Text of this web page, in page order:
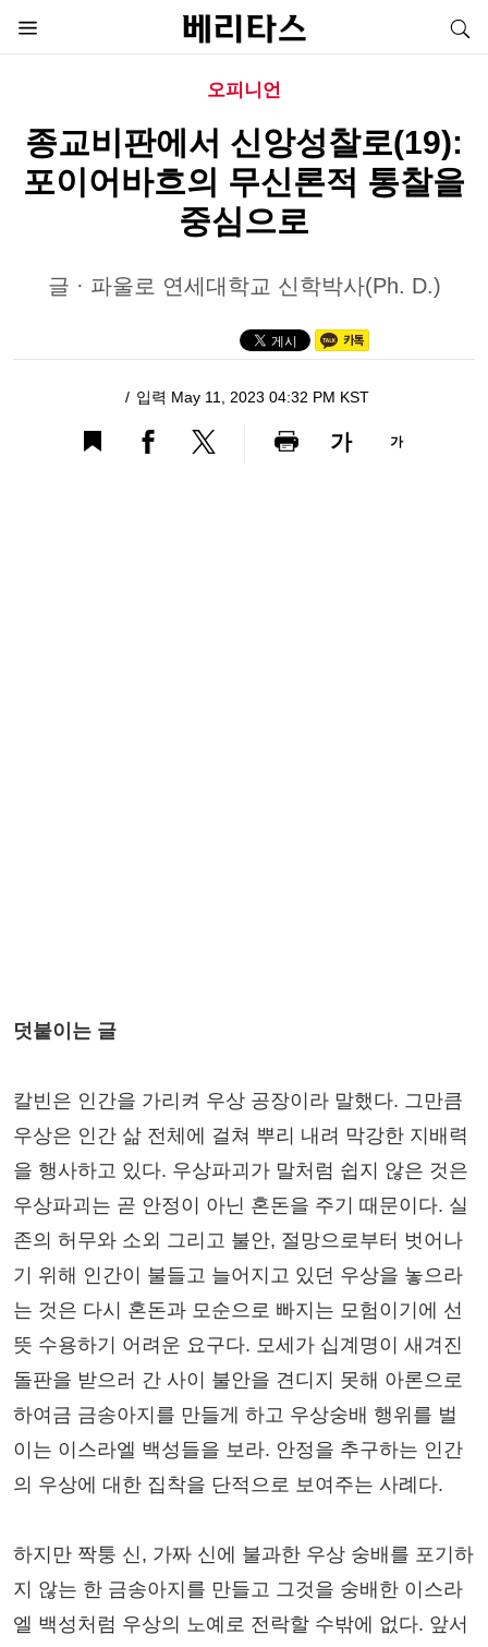
오피니언
종교비판에서 신앙성찰로(19):
포이어바흐의 무신론적 통찰을
중심으로
글 · 파울로 연세대학교 신학박사(Ph. D.)
입력 May 11, 2023 04:32 PM KST
가 가
덧붙이는 글
칼빈은 인간을 가리켜 우상 공장이라 말했다. 그만큼
우상은 인간 삶 전체에 걸쳐 뿌리 내려 막강한 지배력
을 행사하고 있다. 우상파괴가 말처럼 쉽지 않은 것은
우상파괴는 곧 안정이 아닌 혼돈을 주기 때문이다. 실
존의 허무와 소외 그리고 불안, 절망으로부터 벗어나
기 위해 인간이 불들고 늘어지고 있던 우상을 놓으라
는 것은 다시 혼돈과 모순으로 빠지는 모험이기에 선
뜻 수용하기 어려운 요구다. 모세가 십계명이 새겨진
돌판을 받으러 간 사이 불안을 견디지 못해 아론으로
하여금 금송아지를 만들게 하고 우상숭배 행위를 벌
이는 이스라엘 백성들을 보라. 안정을 추구하는 인간
의 우상에 대한 집착을 단적으로 보여주는 사례다.
하지만 짝퉁 신, 가짜 신에 불과한 우상 숭배를 포기하
지 않는 한 금송아지를 만들고 그것을 숭배한 이스라
엘 백성처럼 우상의 노예로 전락할 수밖에 없다. 앞서